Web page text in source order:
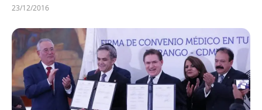
23/12/2016